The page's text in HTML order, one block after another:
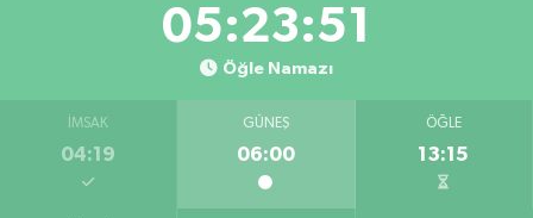
05:23:51
Öğle Namazı
İMSAK
04:19
GÜNEŞ
06:00
ÖĞLE
13:15